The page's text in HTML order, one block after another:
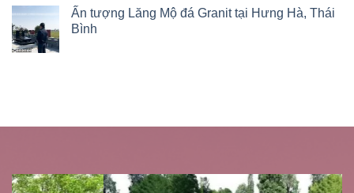
Ấn tượng Lăng Mộ đá Granit tại Hưng Hà, Thái
Bình